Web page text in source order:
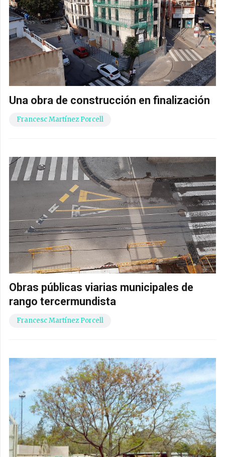
Una obra de construcción en finalización
Francesc Martínez Porcell
Obras públicas viarias municipales de
rango tercermundista
Francesc Martínez Porcell